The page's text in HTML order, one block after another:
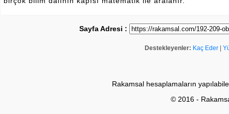
Sayfa Adresi :
Destekleyenler: Kaç Eder
Rakamsal hesaplamaların
© 2016 -